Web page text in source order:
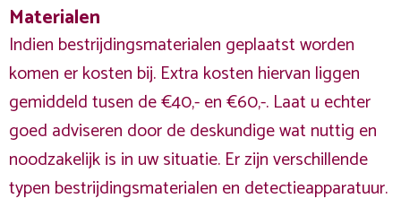
Materialen
Indien bestrijdingsmaterialen geplaatst worden
komen er kosten bij. Extra kosten hiervan liggen
gemiddeld tusen de €40,- en €60,-. Laat u echter
goed adviseren door de deskundige wat nuttig en
noodzakelijk is in uw situatie. Er zijn verschillende
typen bestrijdingsmaterialen en detectieapparatuur.